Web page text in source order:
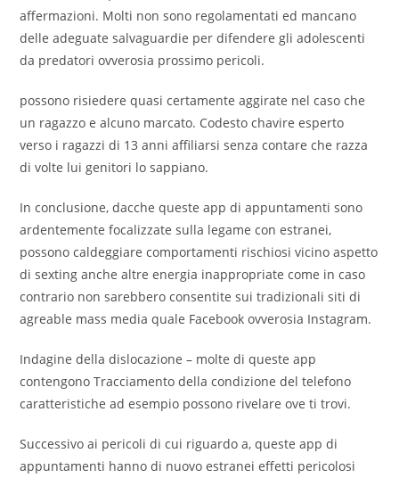
affermazioni. Molti non sono regolamentati ed mancano
delle adeguate salvaguardie per difendere gli adolescenti
da predatori ovverosia prossimo pericoli.
possono risiedere quasi certamente aggirate nel caso che
un ragazzo e alcuno marcato. Codesto chavire esperto
verso i ragazzi di 13 anni affiliarsi senza contare che razza
di volte lui genitori lo sappiano.
In conclusione, dacche queste app di appuntamenti sono
ardentemente focalizzate sulla legame con estranei,
possono caldeggiare comportamenti rischiosi vicino aspetto
di sexting anche altre energia inappropriate come in caso
contrario non sarebbero consentite sui tradizionali siti di
agreable mass media quale Facebook ovverosia Instagram.
Indagine della dislocazione – molte di queste app
contengono Tracciamento della condizione del telefono
caratteristiche ad esempio possono rivelare ove ti trovi.
Successivo ai pericoli di cui riguardo a, queste app di
appuntamenti hanno di nuovo estranei effetti pericolosi